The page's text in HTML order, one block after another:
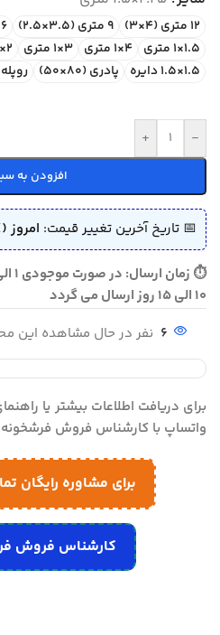
12 متری (4×3) 9 متری (3.5×2.5) 6 متری (3×2)
1.5×1 متری
4×1 متری 3×1 متری 2×1 متری
1.5×1.5 دایره
پادری (80×50) روپله
-
+
افزودن به
📅 تاریخ آخرین تغییر قیمت: امروز
10 الی 15 روز ارسال می گردد
6 نفر در حال مشاهده این
برای دریافت اطلاعات بیشتر یا
واتساپ با کارشناس فروش فرشخونه
برای مشاوره رایگان
کارشناس فروش